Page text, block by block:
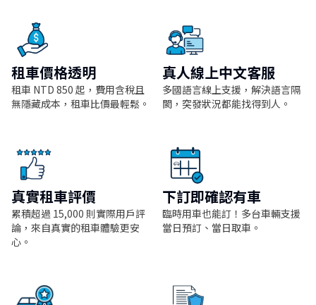
租車價格透明
租車 NTD 850 起，費用含稅且
無隱藏成本，租車比價最輕鬆。
真人線上中文客服
多國語言線上支援，解決語言隔
閡，突發狀況都能找得到人。
真實租車評價
累積超過 15,000 則實際用戶評
論，來自真實的租車體驗更安
心。
下訂即確認有車
臨時用車也能訂！多台車輛支援
當日預訂、當日取車。